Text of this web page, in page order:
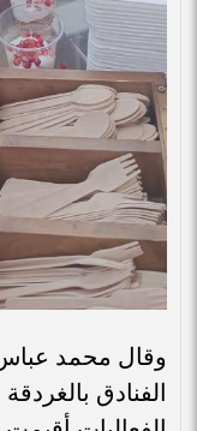
وقال محمد
الفنادق